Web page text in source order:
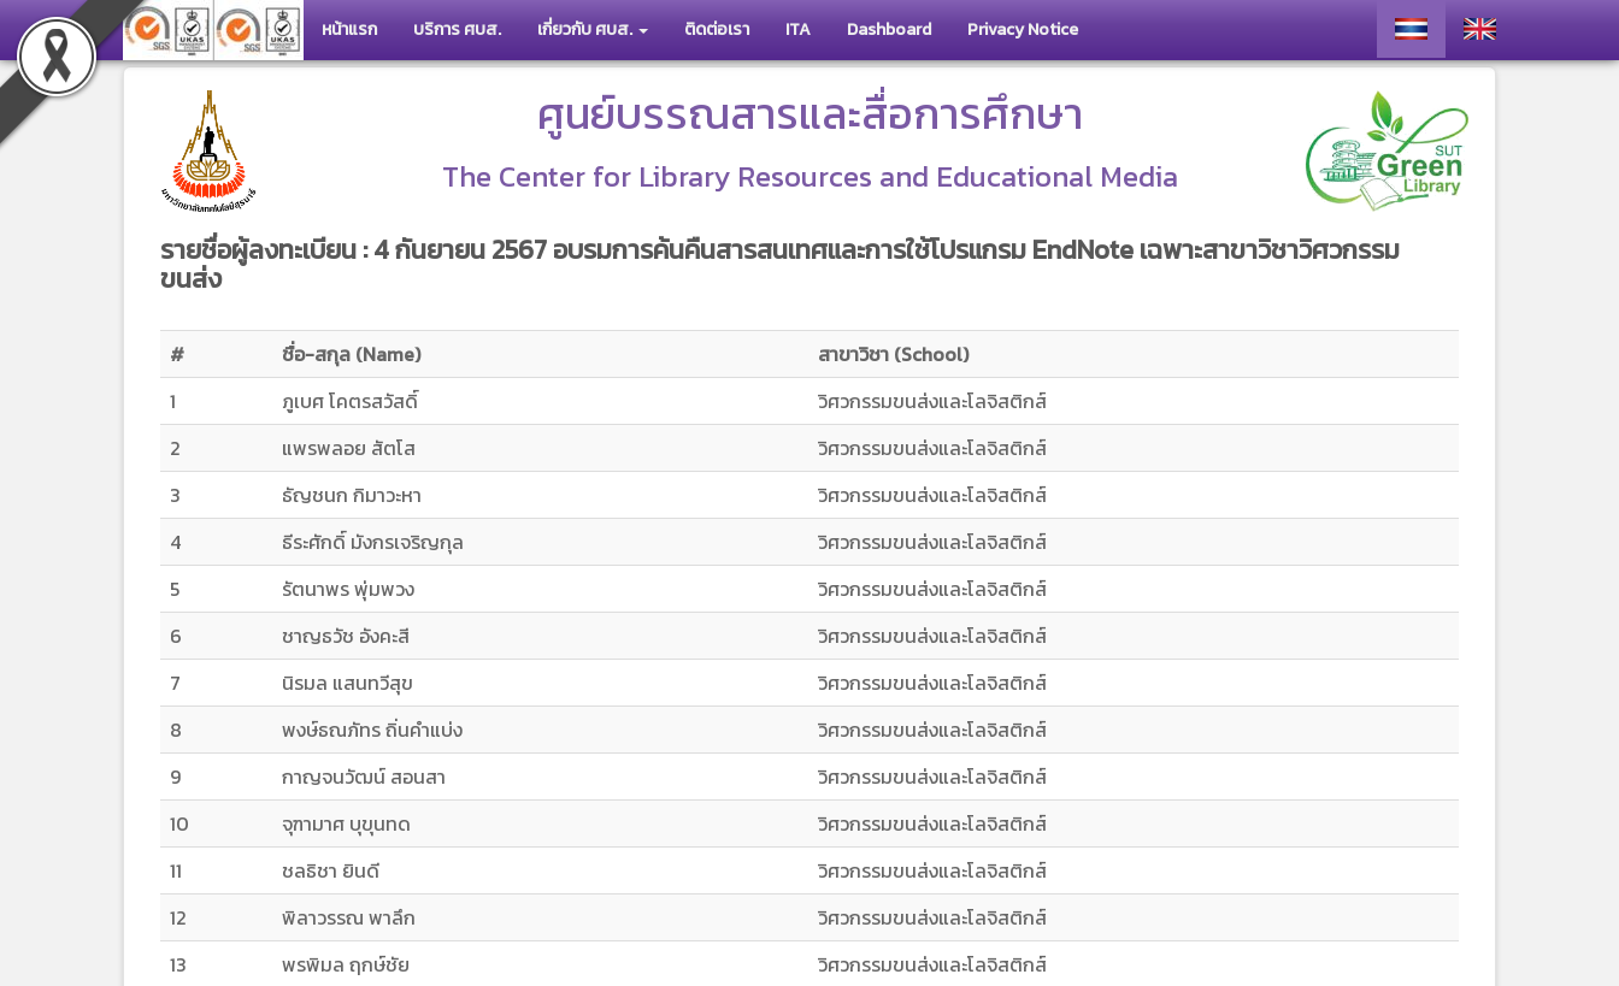
หน้าแรก บริการ ศบส. เกี่ยวกับ ศบส. ติดต่อเรา ITA Dashboard Privacy Notice
ศูนย์บรรณสารและสื่อการศึกษา
The Center for Library Resources and Educational Media
รายชื่อผู้ลงทะเบียน : 4 กันยายน 2567 อบรมการค้นคืนสารสนเทศและการใช้โปรแกรม EndNote เฉพาะสาขาวิชาวิศวกรรม
ขนส่ง
# ชื่อ-สกุล (Name)
สาขาวิชา (School)
1
ภูเบศ โคตรสวัสดิ์
วิศวกรรมขนส่งและโลจิสติกส์
2
แพรพลอย สัตโส
วิศวกรรมขนส่งและโลจิสติกส์
3
ธัญชนก กิมาวะหา
วิศวกรรมขนส่งและโลจิสติกส์
4
ธีระศักดิ์ มังกรเจริญกุล
วิศวกรรมขนส่งและโลจิสติกส์
5
รัตนาพร พุ่มพวง
วิศวกรรมขนส่งและโลจิสติกส์
6
ชาญธวัช อังคะสี
วิศวกรรมขนส่งและโลจิสติกส์
7
นิรมล แสนทวีสุข
วิศวกรรมขนส่งและโลจิสติกส์
8
พงษ์ธณภัทร ถิ่นคำแบ่ง
วิศวกรรมขนส่งและโลจิสติกส์
9
กาญจนวัฒน์ สอนสา
วิศวกรรมขนส่งและโลจิสติกส์
10
จุฑามาศ บุขุนทด
วิศวกรรมขนส่งและโลจิสติกส์
11
ชลธิชา ยินดี
วิศวกรรมขนส่งและโลจิสติกส์
12
พิลาวรรณ พาลึก
วิศวกรรมขนส่งและโลจิสติกส์
13
พรพิมล ฤกษ์ชัย
วิศวกรรมขนส่งและโลจิสติกส์